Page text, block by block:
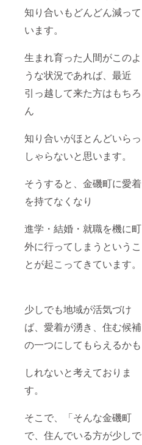
知り合いもどんどん減って
います。
生まれ育った人間がこのよ
うな状況であれば、最近
引っ越して来た方はもちろ
ん
知り合いがほとんどいらっ
しゃらないと思います。
そうすると、金磯町に愛着
を持てなくなり
進学・結婚・就職を機に町
外に行ってしまうというこ
とが起こってきています。
少しでも地域が活気づけ
ば、愛着が湧き、住む候補
の一つにしてもらえるかも
しれないと考えておりま
す。
そこで、「そんな金磯町
で、住んでいる方が少しで